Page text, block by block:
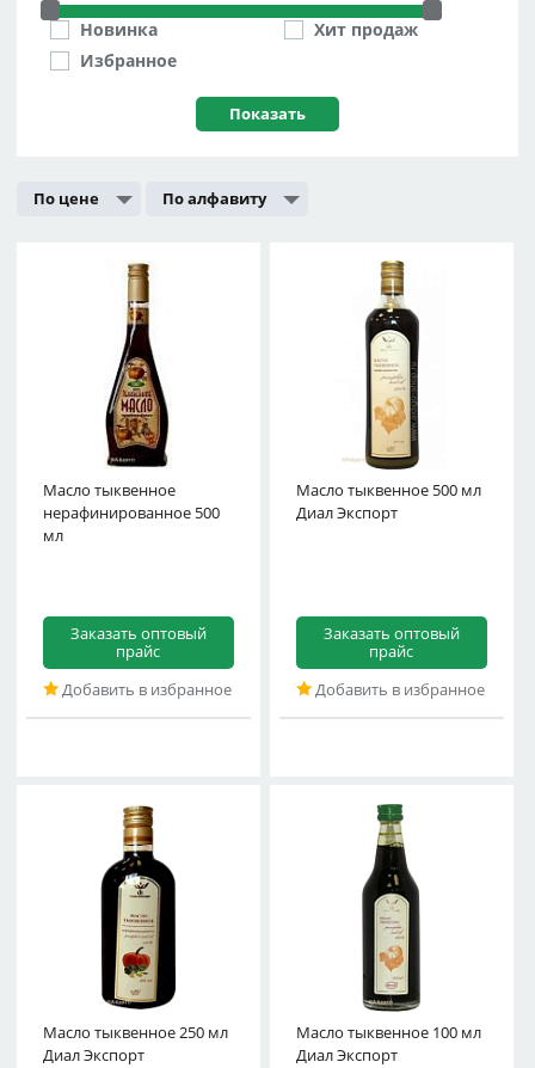
Новинка
Избранное
Хит продаж
По цене По алфавиту
Масло тыквенное
нерафинированное 500
мл
Заказать оптовый
прайс
Добавить в избранное
Масло тыквенное 500 мл
Диал Экспорт
Заказать оптовый
прайс
Добавить в избранное
Масло тыквенное 250 мл
Диал Экспорт
Масло тыквенное 100 мл
Диал Экспорт